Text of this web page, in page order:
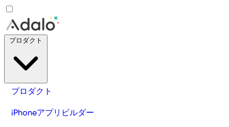
プロダクト
iPhoneアプリビルダー